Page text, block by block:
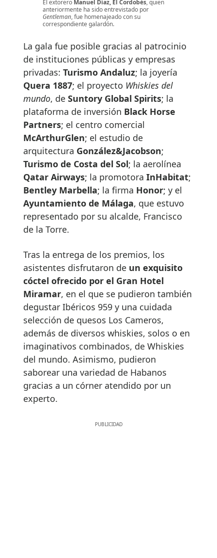
El extorero Manuel Díaz, El Cordobés, quien
anteriormente ha sido entrevistado por
Gentleman, fue homenajeado con su
correspondiente galardón.
La gala fue posible gracias al patrocinio
de instituciones públicas y empresas
privadas: Turismo Andaluz; la joyería
Quera 1887; el proyecto Whiskies del
mundo, de Suntory Global Spirits; la
plataforma de inversión Black Horse
Partners; el centro comercial
McArthurGlen; el estudio de
arquitectura González&Jacobson;
Turismo de Costa del Sol; la aerolínea
Qatar Airways; la promotora InHabitat;
Bentley Marbella; la firma Honor; y el
Ayuntamiento de Málaga, que estuvo
representado por su alcalde, Francisco
de la Torre.
Tras la entrega de los premios, los
asistentes disfrutaron de un exquisito
cóctel ofrecido por el Gran Hotel
Miramar, en el que se pudieron también
degustar Ibéricos 959 y una cuidada
selección de quesos Los Cameros,
además de diversos whiskies, solos o en
imaginativos combinados, de Whiskies
del mundo. Asimismo, pudieron
saborear una variedad de Habanos
gracias a un córner atendido por un
experto.